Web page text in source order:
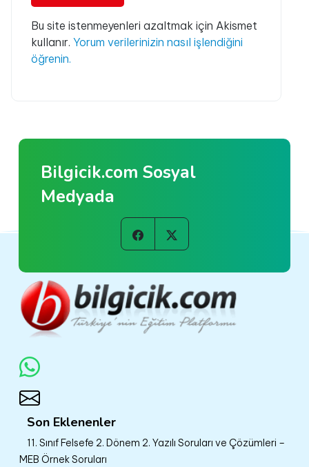
Bu site istenmeyenleri azaltmak için Akismet
kullanır. Yorum verilerinizin nasıl işlendiğini
öğrenin.
Bilgicik.com Sosyal
Medyada
Son Eklenenler
11. Sınıf Felsefe 2. Dönem 2. Yazılı Soruları ve Çözümleri –
MEB Örnek Soruları